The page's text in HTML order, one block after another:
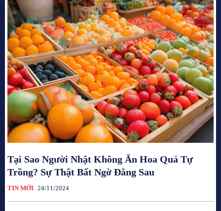
Tại Sao Người Nhật Không Ăn Hoa Quả Tự
Trồng? Sự Thật Bất Ngờ Đằng Sau
TIN MỚI 24/11/2024